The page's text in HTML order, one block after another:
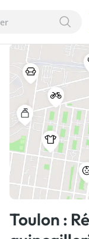
Toulon :